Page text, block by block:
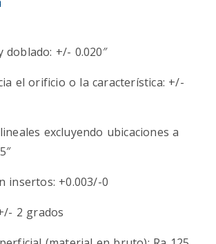
doblado: +/- 0.020″
el orificio o la característica: +/-
excluyendo ubicaciones a
insertos: +0.003/-0
2 grados